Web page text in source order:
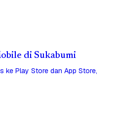
di Sukabumi
ke Play Store dan App Store,